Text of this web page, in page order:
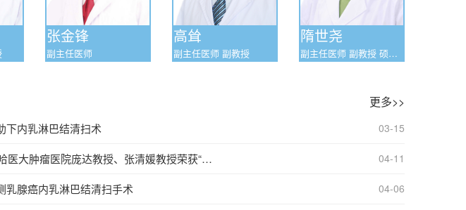
张金锋
副主任医师
高耸
副主任医师 副教授
隋世尧
副主任医师 副教授 硕士
更多>>
下内乳淋巴结清扫术 03-15
大肿瘤医院庞达教授、张清媛教授荣获“卓
04-11
乳腺癌内乳淋巴结清扫手术 04-06